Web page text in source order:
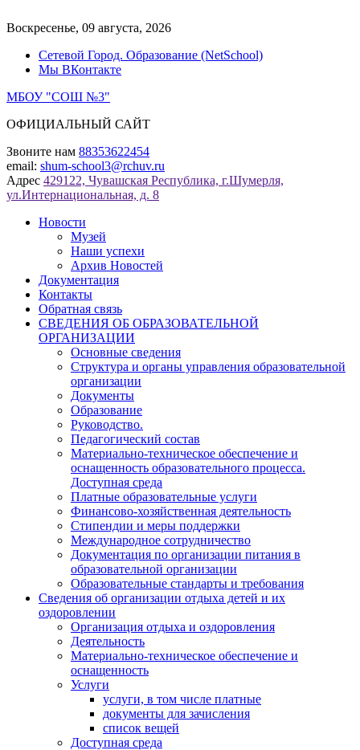
к
Воскресенье, 09 августа, 2026
Сетевой Город. Образование (NetSchool)
Мы ВКонтакте
МБОУ "СОШ №3"
ОФИЦИАЛЬНЫЙ САЙТ
Звоните нам 88353622454
email: shum-school3@rchuv.ru
Адрес 429122, Чувашская Республика, г.Шумерля,
ул.Интернациональная, д. 8
Новости
Музей
Наши успехи
Архив Новостей
Документация
Контакты
Обратная связь
СВЕДЕНИЯ ОБ ОБРАЗОВАТЕЛЬНОЙ
ОРГАНИЗАЦИИ
Основные сведения
Структура и органы управления образовательной
организации
Документы
Образование
Руководство.
Педагогический состав
Материально-техническое обеспечение и
оснащенность образовательного процесса.
Доступная среда
Платные образовательные услуги
Финансово-хозяйственная деятельность
Стипендии и меры поддержки
Международное сотрудничество
Документация по организации питания в
образовательной организации
Образовательные стандарты и требования
Сведения об организации отдыха детей и их
оздоровлении
Организация отдыха и оздоровления
Деятельность
Материально-техническое обеспечение и
оснащенность
Услуги
услуги, в том числе платные
документы для зачисления
список вещей
Доступная среда